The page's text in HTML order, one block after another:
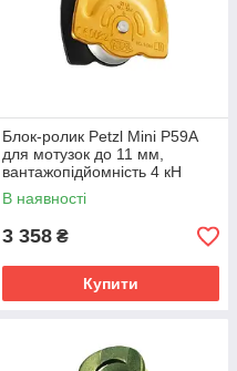
Блок-ролик Petzl Mini P59A
для мотузок до 11 мм,
вантажопідйомність 4 кН
В наявності
3 358 ₴
Купити